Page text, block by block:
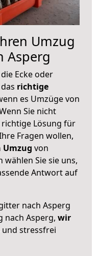
Umzug
Asperg
Ecke oder
richtige
es Umzüge von
Sie nicht
Lösung für
Fragen wollen,
von
wählen Sie sie uns,
Antwort auf
nach Asperg
nach Asperg, wir
und stressfrei